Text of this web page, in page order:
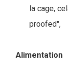
la cage,
proofed",
Alimentation